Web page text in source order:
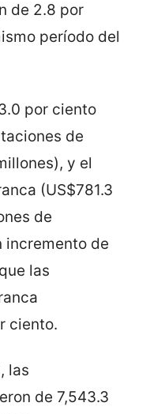
de 2.8 por
período del
por ciento
de
y el
(US$781.3
de
incremento de
las
ciento.
las
de 7,543.3